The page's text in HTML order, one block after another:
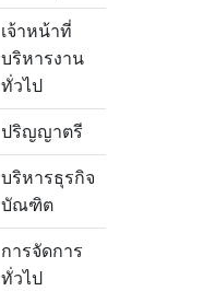
เจ้าหน้าที่
บริหารงาน
ทั่วไป
ปริญญาตรี
บริหารธุรกิจ
บัณฑิต
การจัดการ
ทั่วไป